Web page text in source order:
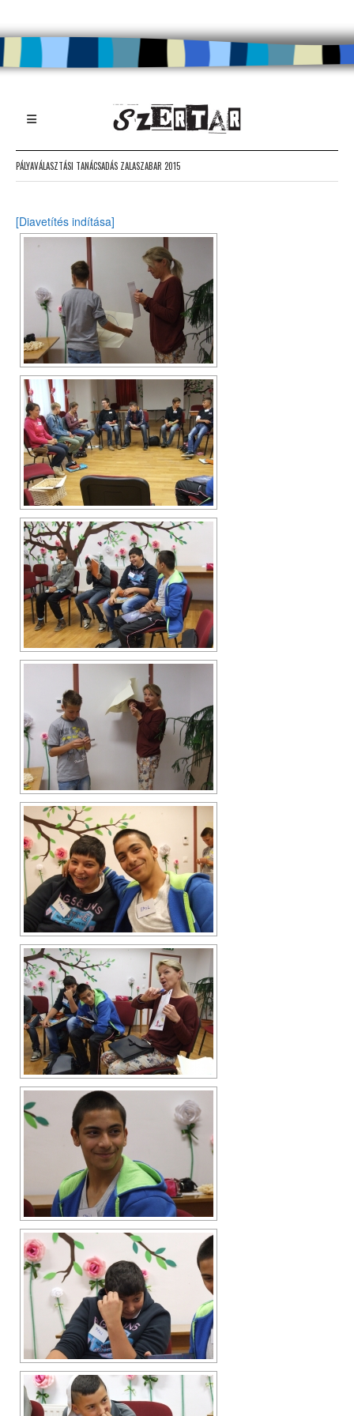
PÁLYAVÁLASZTÁSI TANÁCSADÁS ZALASZABAR 2015
[Diavetítés indítása]